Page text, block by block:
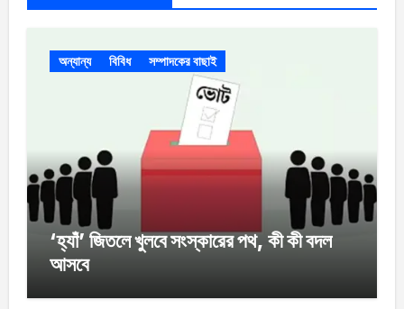
অন্যান্য বিবিধ সম্পাদকের বাছাই
‘হ্যাঁ’ জিতলে খুলবে সংস্কারের পথ, কী কী বদল
আসবে